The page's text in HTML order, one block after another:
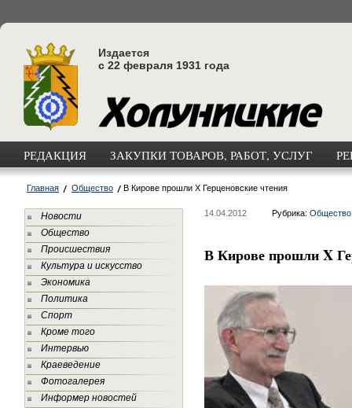
Издается
с 22 февраля 1931 года
РЕДАКЦИЯ ЗАКУПКИ ТОВАРОВ, РАБОТ, УСЛУГ
Главная Общество В Кирове прошли X Герценовские чтения
Новости
Общество
Происшествия
Культура и искусство
Экономика
Политика
Спорт
Кроме того
Интервью
Краеведение
Фотогалерея
Информер новостей
14.04.2012 Рубрика: Общество
В Кирове прошли X